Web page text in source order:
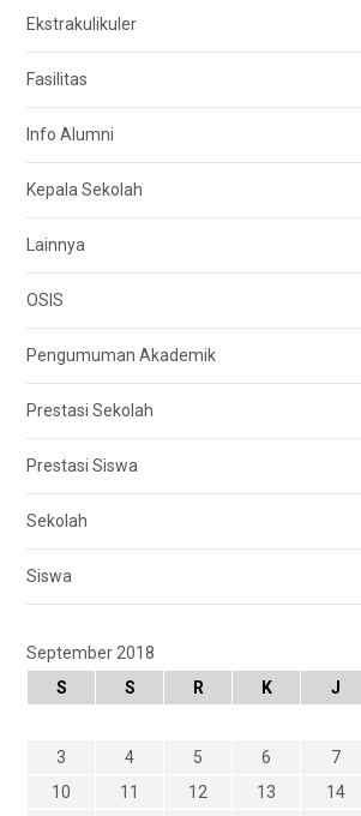
Ekstrakulikuler
Fasilitas
Info Alumni
Kepala Sekolah
Lainnya
OSIS
Pengumuman Akademik
Prestasi Sekolah
Prestasi Siswa
Sekolah
Siswa
September 2018
S
S R K J
3
4 5 6 7
10
11 12 13 14